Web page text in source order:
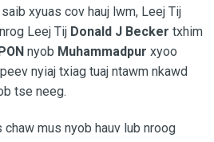
xyuas cov hauj lwm, Leej Tij
Leej Tij Donald J Becker txhim
nyob Muhammadpur xyoo
nyiaj txiag tuaj ntawm nkawd
tse neeg.
chaw mus nyob hauv lub nroog